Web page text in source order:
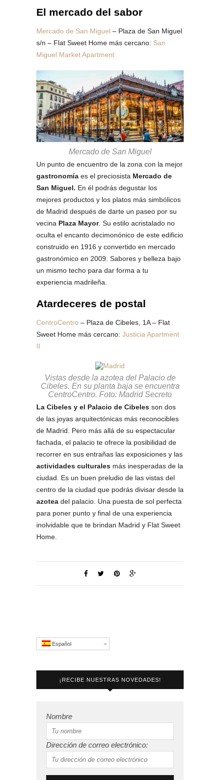
El mercado del sabor
Mercado de San Miguel – Plaza de San Miguel
s/n – Flat Sweet Home más cercano: San
Miguel Market Apartment
Mercado de San Miguel
Un punto de encuentro de la zona con la mejor
gastronomía es el preciosista Mercado de
San Miguel. En él podrás degustar los
mejores productos y los platos más simbólicos
de Madrid después de darte un paseo por su
vecina Plaza Mayor. Su estilo acristalado no
oculta el encanto decimonónico de este edificio
construido en 1916 y convertido en mercado
gastronómico en 2009. Sabores y belleza bajo
un mismo techo para dar forma a tu
experiencia madrileña.
Atardeceres de postal
CentroCentro – Plaza de Cibeles, 1A – Flat
Sweet Home más cercano: Justicia Apartment
II
Vistas desde la azotea del Palacio de
Cibeles. En su planta baja se encuentra
CentroCentro. Foto: Madrid Secreto
La Cibeles y el Palacio de Cibeles son dos
de las joyas arquitectónicas más reconocibles
de Madrid. Pero más allá de su espectacular
fachada, el palacio te ofrece la posibilidad de
recorrer en sus entrañas las exposiciones y las
actividades culturales más inesperadas de la
ciudad. Es un buen preludio de las vistas del
centro de la ciudad que podrás divisar desde la
azotea del palacio. Una puesta de sol perfecta
para poner punto y final de una experiencia
inolvidable que te brindan Madrid y Flat Sweet
Home.
Español
¡RECIBE NUESTRAS NOVEDADES!
Nombre
Dirección de correo electrónico: